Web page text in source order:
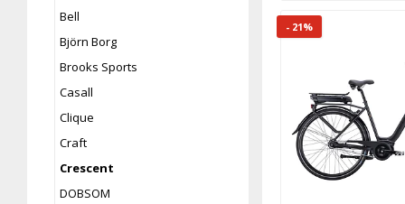
Bell
Björn Borg
Brooks Sports
Casall
Clique
Craft
Crescent
DOBSOM
- 21%